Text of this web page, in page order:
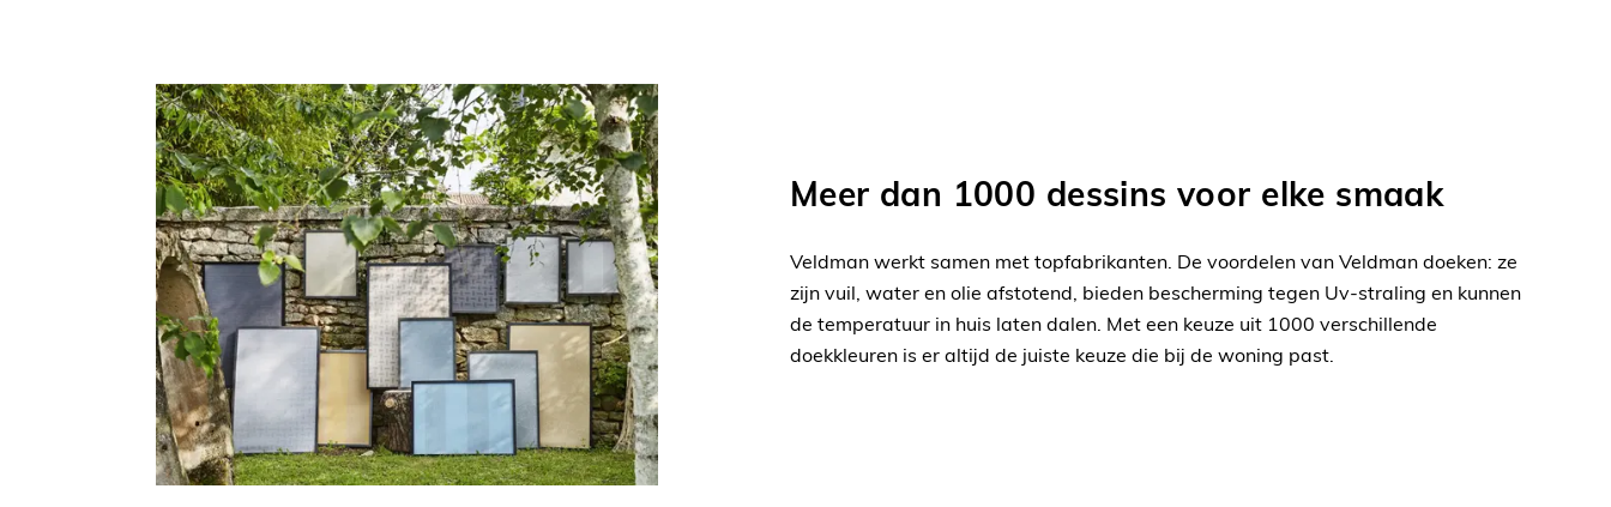
Meer dan 1000 dessins voor elke smaak
Veldman werkt samen met topfabrikanten. De voordelen van Veldman doeken: ze
zijn vuil, water en olie afstotend, bieden bescherming tegen Uv-straling en kunnen
de temperatuur in huis laten dalen. Met een keuze uit 1000 verschillende
doekkleuren is er altijd de juiste keuze die bij de woning past.